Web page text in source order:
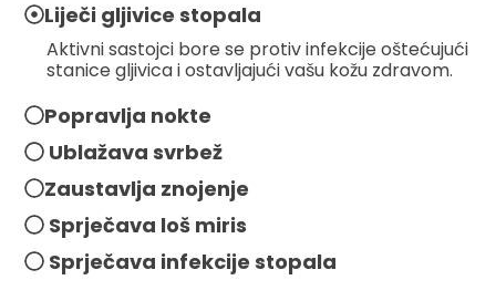
Liječi gljivice stopala
Aktivni sastojci bore se protiv infekcije oštećujući
stanice gljivica i ostavljajući vašu kožu zdravom.
Popravlja nokte
Ublažava svrbež
Zaustavlja znojenje
Sprječava loš miris
Sprječava infekcije stopala